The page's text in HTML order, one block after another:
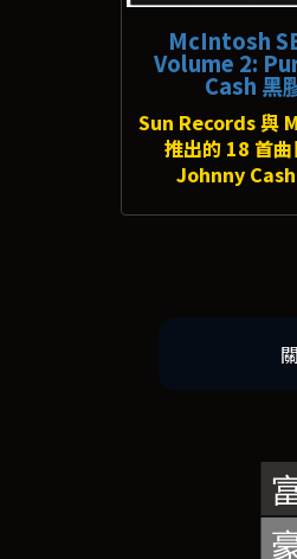
McIntosh
Volume 2:
Cash 黑
Sun Records 與
推出的 18 首
Johnny